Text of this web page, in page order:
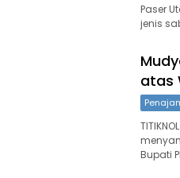
Paser
jenis
atas
Bupati